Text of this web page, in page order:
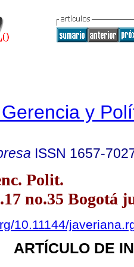
y
ISSN 1657-
Polit.
no.35 Bogotá
10.11144/
ARTÍCULO DE